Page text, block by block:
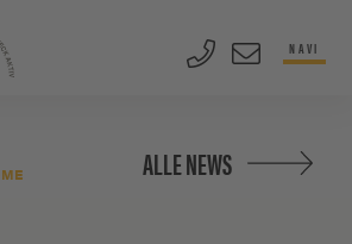
NAVI
ALLE NEWS